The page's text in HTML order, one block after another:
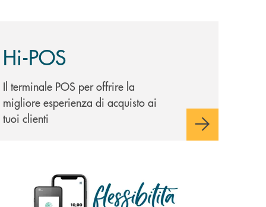
Hi-POS
Il terminale POS per offrire la
migliore esperienza di acquisto ai
tuoi clienti